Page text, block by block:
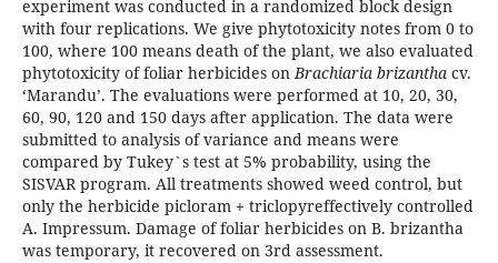
experiment was conducted in a randomized block design
with four replications. We give phytotoxicity notes from 0 to
100, where 100 means death of the plant, we also evaluated
phytotoxicity of foliar herbicides onBrachiaria brizanthacv.
‘Marandu’. The evaluations were performed at 10, 20, 30,
60, 90, 120 and 150 days after application. The data were
submitted to analysis of variance and means were
compared by Tukey`s test at 5% probability, using the
SISVAR program. All treatments showed weed control, but
only the herbicide picloram + triclopyreffectively controlled
A. Impressum. Damage of foliar herbicides on B. brizantha
was temporary, it recovered on 3rd assessment.